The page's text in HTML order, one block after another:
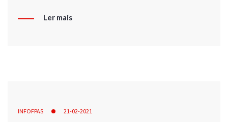
Ler mais
INFOFPAS 21-02-2021